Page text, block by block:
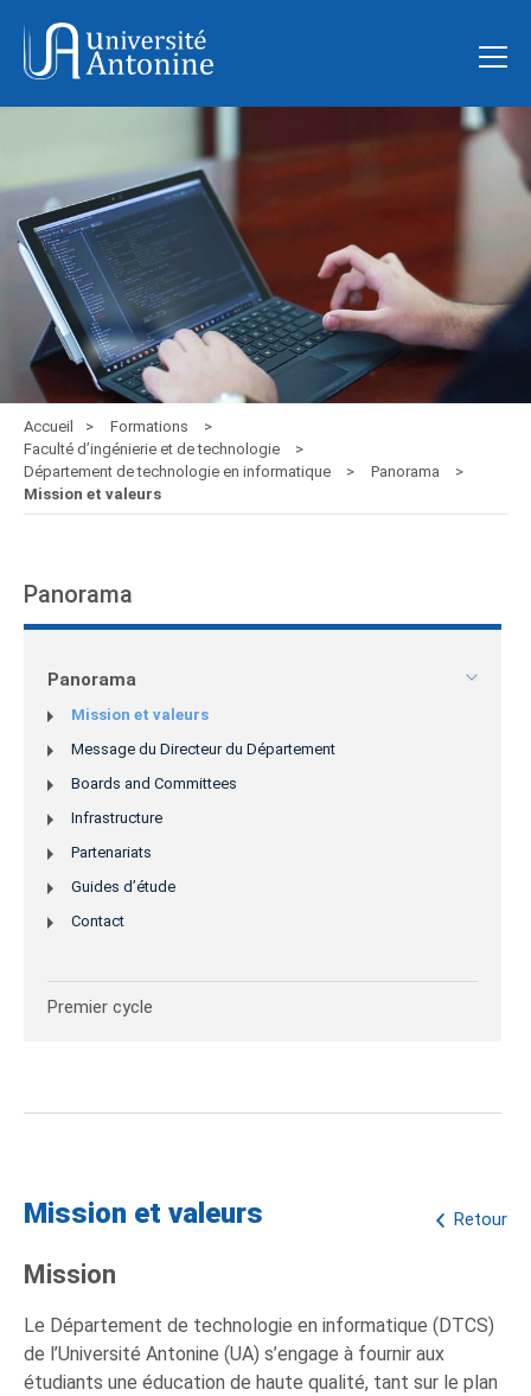
Accueil
Formations
Faculté d’ingénierie et de technologie
Département de technologie en informatique
Panorama
Mission et valeurs
Panorama
Panorama
Mission et valeurs
Message du Directeur du Département
Boards and Committees
Infrastructure
Partenariats
Guides d’étude
Contact
Premier cycle
Retour
Mission et valeurs
Mission
Le Département de technologie en informatique (DTCS)
de l’Université Antonine (UA) s’engage à fournir aux
étudiants une éducation de haute qualité, tant sur le plan